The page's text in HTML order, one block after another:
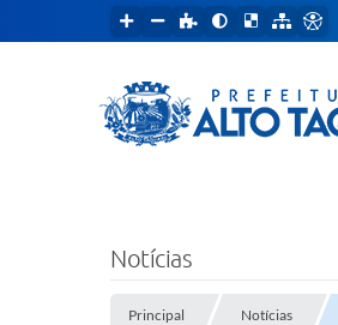
Notícias
Principal Notícias